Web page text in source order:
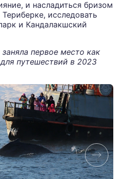
и насладиться бризом
исследовать
и Кандалакшский
первое место как
путешествий в 2023